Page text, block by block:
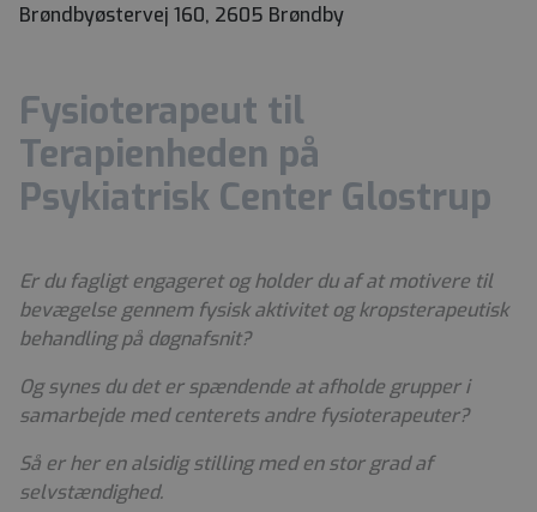
Brøndbyøstervej 160, 2605 Brøndby
Fysioterapeut til
Terapienheden på
Psykiatrisk Center Glostrup
Er du fagligt engageret og holder du af at motivere til
bevægelse gennem fysisk aktivitet og kropsterapeutisk
behandling på døgnafsnit?
Og synes du det er spændende at afholde grupper i
samarbejde med centerets andre fysioterapeuter?
Så er her en alsidig stilling med en stor grad af
selvstændighed.